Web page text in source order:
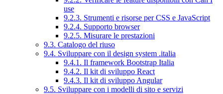
use
9.2.3. Strumenti e risorse per CSS e JavaScript
9.2.4. Supporto browser
9.2.5. Misurare le prestazioni
9.3. Catalogo del riuso
9.4. Sviluppare con il design system .italia
9.4.1. Il framework Bootstrap Italia
9.4.2. Il kit di sviluppo React
9.4.3. Il kit di sviluppo Angular
9.5. Sviluppare con i modelli di sito e servizi